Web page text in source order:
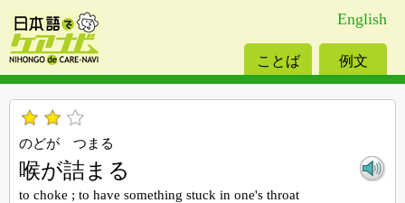
English
ことば 例文
のどが つまる
喉が詰まる
to choke ; to have something stuck in one's throat